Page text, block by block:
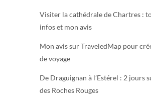
Visiter la cathédrale de Chartres :
infos et mon avis
Mon avis sur TraveledMap pour
de voyage
De Draguignan à l’Estérel : 2 jours
des Roches Rouges